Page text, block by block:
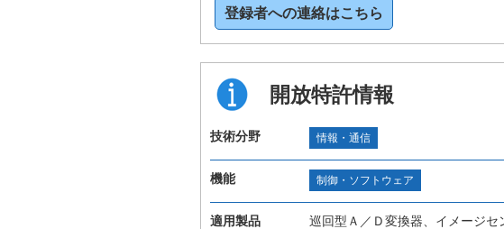
登録者への連絡はこちら
開放特許情報
技術分野 情報・通信
機能 制御・ソフトウェア
適用製品 巡回型Ａ／Ｄ変換器、イメージセ